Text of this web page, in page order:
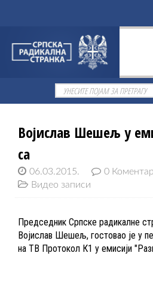
Војислав Шешељ у
са
06.03.2015.
0
Видео записи
Председник Српске радикалне
Војислав Шешељ, гостовао је у
на ТВ Протокол К1 у емисији